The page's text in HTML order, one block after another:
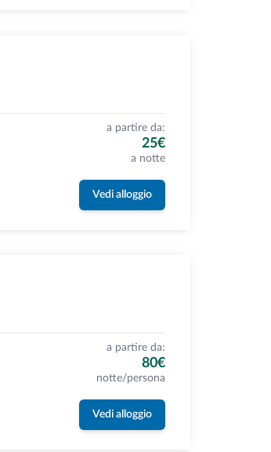
a partire da:
25€
a notte
Vedi alloggio
a partire da:
80€
notte/persona
Vedi alloggio